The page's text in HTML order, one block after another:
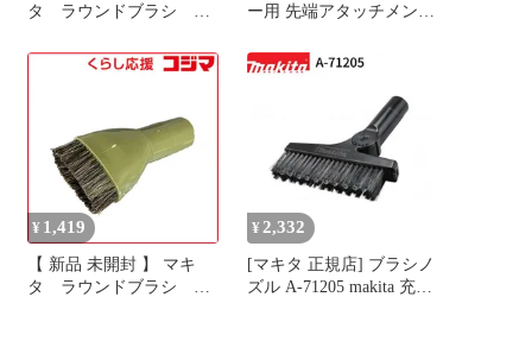
タ ラウンドブラシ
ー用 先端アタッチメント
72279 A-72512 オリーブ
棚ブラシ ラウンドブラシ
フレキシブルホース カー
キ makita cl107 cl108 クリ
ーナー ノズル セット
¥ 1,419
【 新品 未開封 】 マキ
タ ラウンドブラシ A-
¥ 2,332
[マキタ 正規店] ブラシノ
ズル A-71205 makita 充電